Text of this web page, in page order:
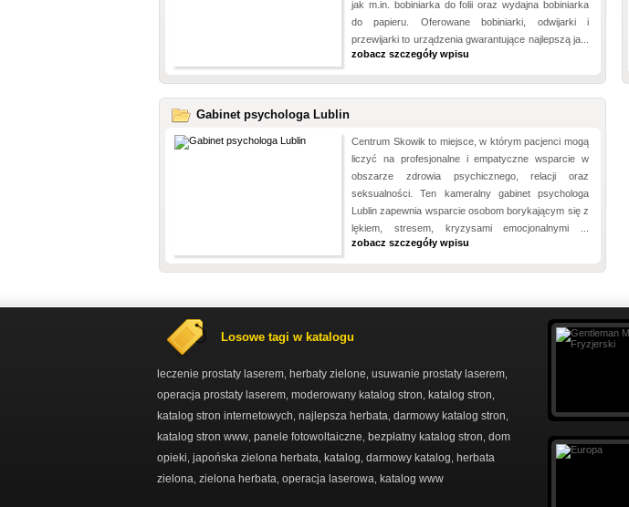
jak m.in. bobiniarka do folii oraz wydajna bobiniarka
do papieru. Oferowane bobiniarki, odwijarki i
przewijarki to urządzenia gwarantujące najlepszą ja...
zobacz szczegóły wpisu
Gabinet psychologa Lublin
Centrum Skowik to miejsce, w którym pacjenci mogą
liczyć na profesjonalne i empatyczne wsparcie w
obszarze zdrowia psychicznego, relacji oraz
seksualności. Ten kameralny gabinet psychologa
Lublin zapewnia wsparcie osobom borykającym się z
lękiem, stresem, kryzysami emocjonalnymi ...
zobacz szczegóły wpisu
Losowe tagi w katalogu
leczenie prostaty laserem herbaty zielone usuwanie prostaty laserem
operacja prostaty laserem moderowany katalog stron katalog stron
katalog stron internetowych najlepsza herbata darmowy katalog stron
katalog stron www panele fotowoltaiczne bezpłatny katalog stron dom
opieki japońska zielona herbata katalog darmowy katalog
herbata
zielona zielona herbata operacja laserowa katalog www